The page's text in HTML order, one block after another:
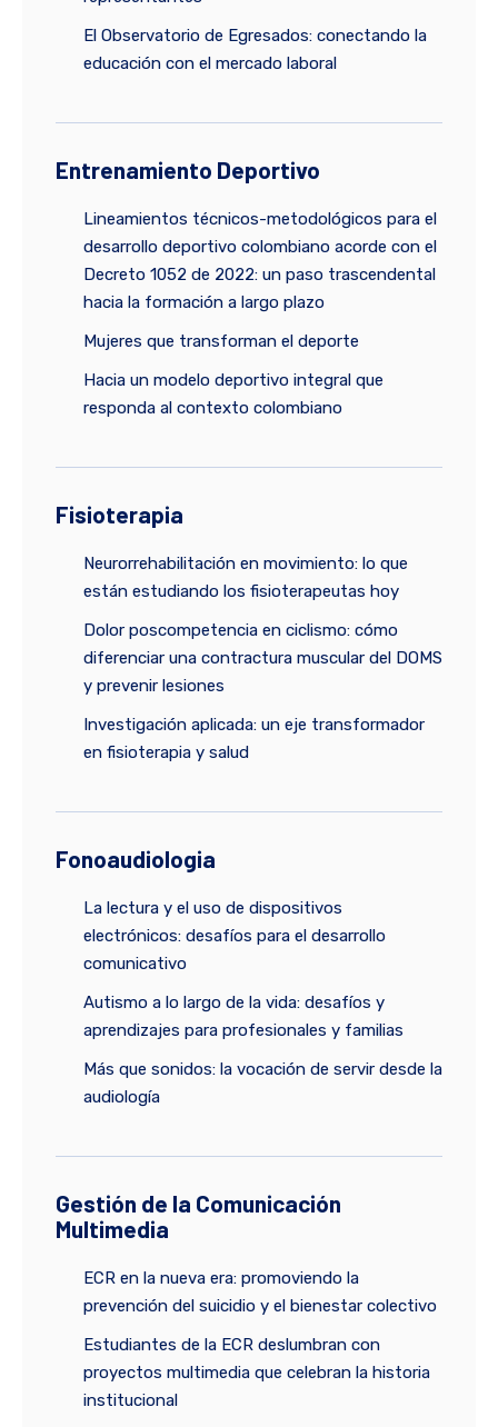
El Observatorio de Egresados: conectando la
educación con el mercado laboral
Entrenamiento Deportivo
Lineamientos técnicos-metodológicos para el
desarrollo deportivo colombiano acorde con el
Decreto 1052 de 2022: un paso trascendental
hacia la formación a largo plazo
Mujeres que transforman el deporte
Hacia un modelo deportivo integral que
responda al contexto colombiano
Fisioterapia
Neurorrehabilitación en movimiento: lo que
están estudiando los fisioterapeutas hoy
Dolor poscompetencia en ciclismo: cómo
diferenciar una contractura muscular del DOMS
y prevenir lesiones
Investigación aplicada: un eje transformador
en fisioterapia y salud
Fonoaudiologia
La lectura y el uso de dispositivos
electrónicos: desafíos para el desarrollo
comunicativo
Autismo a lo largo de la vida: desafíos y
aprendizajes para profesionales y familias
Más que sonidos: la vocación de servir desde la
audiología
Gestión de la Comunicación
Multimedia
ECR en la nueva era: promoviendo la
prevención del suicidio y el bienestar colectivo
Estudiantes de la ECR deslumbran con
proyectos multimedia que celebran la historia
institucional